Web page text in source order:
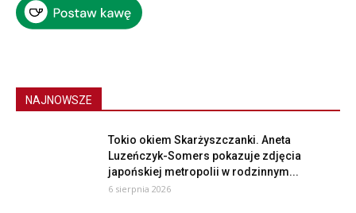
NAJNOWSZE
Tokio okiem Skarżyszczanki. Aneta
Luzeńczyk-Somers pokazuje zdjęcia
japońskiej metropolii w rodzinnym...
6 sierpnia 2026